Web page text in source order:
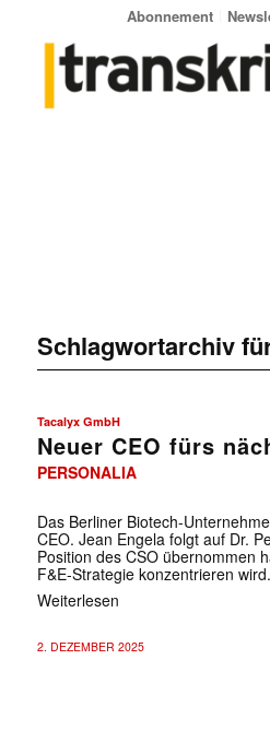
Abonnement
Schlagwortarchiv
Tacalyx GmbH
Neuer CEO fürs
PERSONALIA
Das Berliner Biotech-
CEO. Jean Engela folgt auf Dr.
Position des CSO übernommen
F&E-Strategie konzentrieren wird.
Weiterlesen
2. DEZEMBER 2025